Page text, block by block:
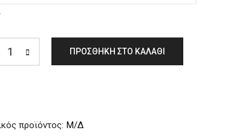
ΠΡΟΣΘΉΚΗ ΣΤΟ ΚΑΛΆΘΙ
προϊόντος: Μ/Δ